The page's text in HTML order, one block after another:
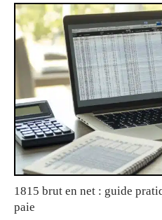
1815 brut en net : guide
paie